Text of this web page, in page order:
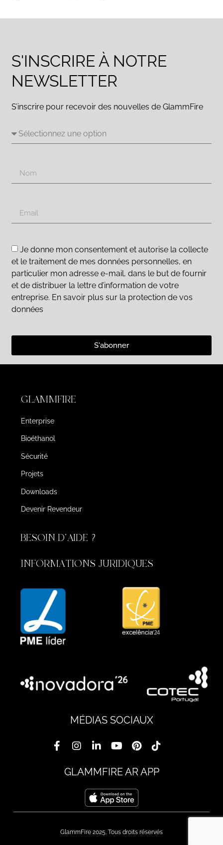
S'INSCRIRE À NOTRE
NEWSLETTER
S’inscrire pour recevoir des nouvelles de GlammFire
Je donne mon consentement et autorise la collecte
et le traitement de mes données personnelles, en
particulier mon adresse e-mail, dans le but de fournir
et de distribuer la lettre d’information de votre
entreprise. En savoir plus sur la protection de vos
données
S'abonner
GLAMMFIRE
Enterprise
Bioéthanol
Sécurité
Projets
Downloads
Devenir Revendeur
BESOIN D'AIDE ?
INFORMATIONS JURIDIQUES
MÉDIAS SOCIAUX
GLAMMFIRE AR APP
GlammFire 2025. Tous droits réservés